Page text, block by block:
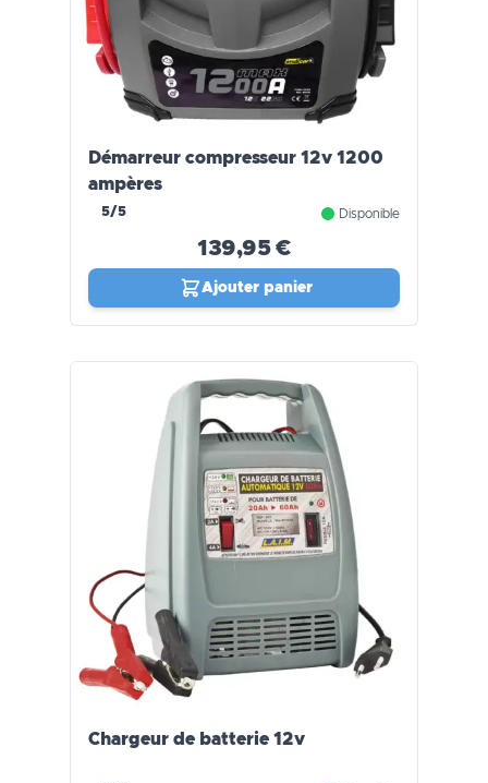
Démarreur compresseur 12v 1200
ampères
5/5 Disponible
139,95 €
Ajouter panier
Chargeur de batterie 12v